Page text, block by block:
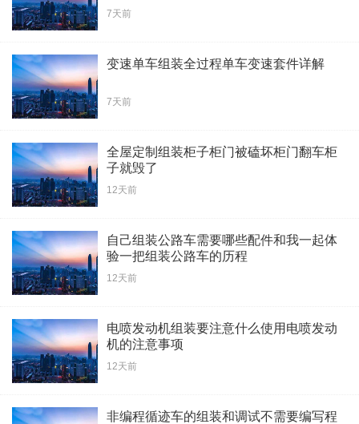
7天前
变速单车组装全过程单车变速套件详解
7天前
全屋定制组装柜子柜门被磕坏柜门翻车柜
子就毁了
12天前
自己组装公路车需要哪些配件和我一起体
验一把组装公路车的历程
12天前
电喷发动机组装要注意什么使用电喷发动
机的注意事项
12天前
非编程循迹车的组装和调试不需要编写程